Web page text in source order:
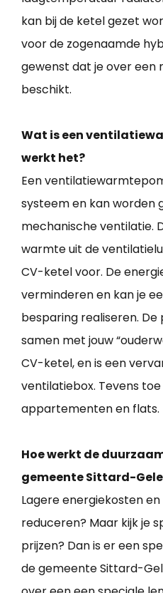
kan bij de ketel gezet
voor de zogenaamde
gewenst dat je over een
beschikt.
Wat is een
werkt het?
Een
systeem en kan worden
mechanische ventilatie.
warmte uit de
CV-ketel voor. De
verminderen en kan je
besparing realiseren.
samen met jouw
CV-ketel, en is een
ventilatiebox. Tevens
appartementen en flats.
Hoe werkt de
gemeente Sittard-
Lagere energiekosten
reduceren? Maar kijk je
prijzen? Dan is er een
de gemeente Sittard-